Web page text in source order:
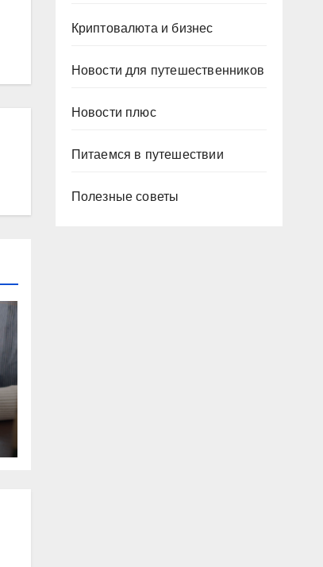
Криптовалюта и бизнес
Новости для путешественников
Новости плюс
Питаемся в путешествии
Полезные советы